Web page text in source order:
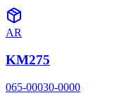
AR
KM275
065-00030-0000